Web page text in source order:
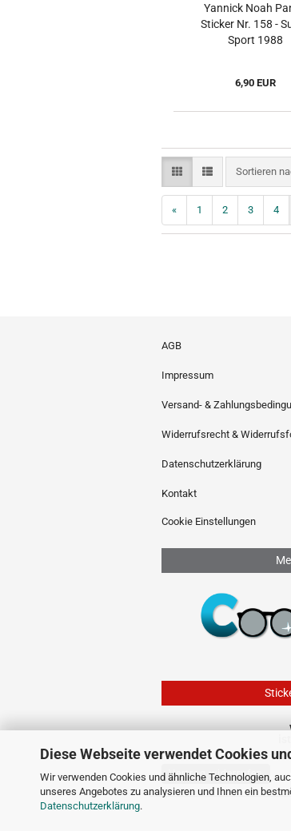
Diese Webseite verwendet Cookies
Wir verwenden Cookies und ähnliche Technologien,
unseres Angebotes zu analysieren und Ihnen ein
Datenschutzerklärung.
Yannick Noah
Sticker Nr. 158 -
Sport 1988
6,90 EUR
Sortieren
Sortieren
« 1 2 3 4
AGB
Impressum
Versand- &
Widerrufsrecht &
Datenschutzerklärung
Kontakt
Cookie Einstellungen
Vertrag widerrufen